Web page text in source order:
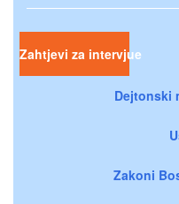
Zahtjevi za intervjue
Dejtonski
Zakoni